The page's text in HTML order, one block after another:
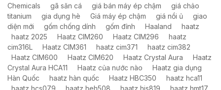
Chemicals
gã săn cá giá bán máy ép chậm
giá chảo
titanium
gia dụng hè Giá máy ép chậm giá nồi ủ
giao
diện mới
gốm chống dính gốm đỉnh Haaland
haatz
haatz 2025
Haatz CIM260 Haatz CIM296
haatz
cim316L
Haatz CIM361 haatz cim371
haatz cim382
Haatz CIM600
Haatz CIM620 Haatz Crystal Aura
Haatz
Crystal Aura HCA11
Haatz của nước nào
Haatz gia dụng
Hàn Quốc
haatz hàn quốc Haatz HBC350
haatz hca11
haatz hcs079
haatz heh508 haatz his819 haatz hmt17